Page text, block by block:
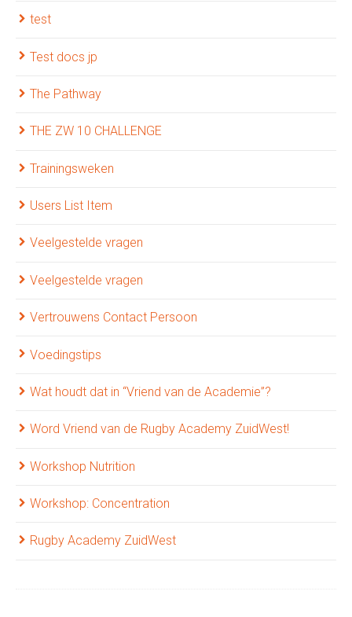
test
Test docs jp
The Pathway
THE ZW 10 CHALLENGE
Trainingsweken
Users List Item
Veelgestelde vragen
Veelgestelde vragen
Vertrouwens Contact Persoon
Voedingstips
Wat houdt dat in “Vriend van de Academie”?
Word Vriend van de Rugby Academy ZuidWest!
Workshop Nutrition
Workshop: Concentration
Rugby Academy ZuidWest